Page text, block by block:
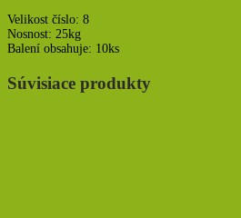
Velikost číslo: 8
Nosnost: 25kg
Balení obsahuje: 10ks
Súvisiace produkty